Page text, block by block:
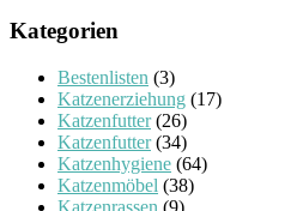
Kategorien
Bestenlisten (3)
Katzenerziehung (17)
Katzenfutter(26)
Katzenfutter(34)
Katzenhygiene (64)
Katzenmöbel (38)
Katzenrassen (9)